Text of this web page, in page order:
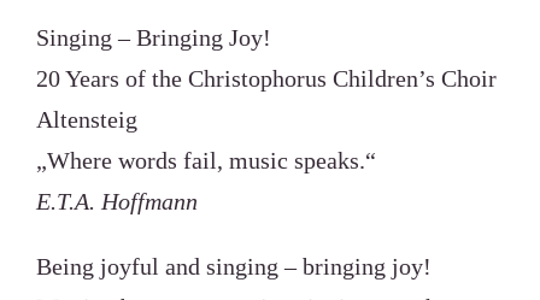
Singing – Bringing Joy!
20 Years of the Christophorus Children’s Choir
Altensteig
„Where words fail, music speaks.“
E.T.A. Hoffmann
Being joyful and singing – bringing joy!